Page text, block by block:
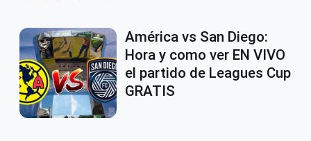
América vs San Diego:
Hora y como ver EN VIVO
el partido de Leagues Cup
GRATIS